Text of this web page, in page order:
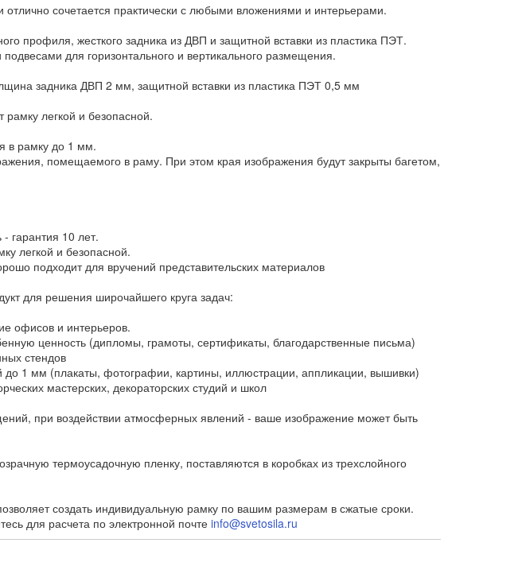
сочетается практически с любыми вложениями и интерьерами.
профиля, жесткого задника из ДВП и защитной вставки из пластика ПЭТ.
для горизонтального и вертикального размещения.
задника ДВП 2 мм, защитной вставки из пластика ПЭТ 0,5 мм
рамку легкой и безопасной.
в рамку до 1 мм.
помещаемого в раму. При этом края изображения будут закрыты багетом,
гарантия 10 лет.
легкой и безопасной.
подходит для вручений представительских материалов
для решения широчайшего круга задач:
офисов и интерьеров.
ценность (дипломы, грамоты, сертификаты, благодарственные письма)
стендов
1 мм (плакаты, фотографии, картины, иллюстрации, аппликации, вышивки)
мастерских, декораторских студий и школ
при воздействии атмосферных явлений - ваше изображение может быть
термоусадочную пленку, поставляются в коробках из трехслойного
создать индивидуальную рамку по вашим размерам в сжатые сроки.
для расчета по электронной почте info@svetosila.ru